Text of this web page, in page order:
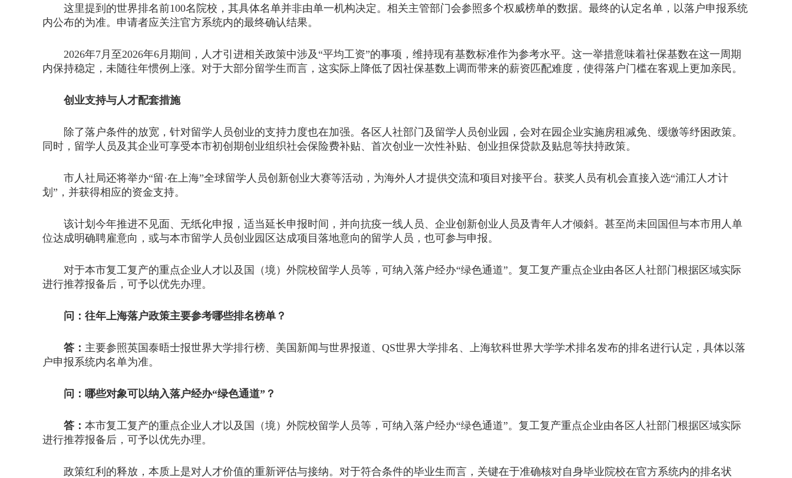
这里提到的世界排名前100名院校，其具体名单并非由单一机构决定。相关主管部门会参照多个权威榜单的数据。最终的认定名单，以落户申报系统
内公布的为准。申请者应关注官方系统内的最终确认结果。
2026年7月至2026年6月期间，人才引进相关政策中涉及“平均工资”的事项，维持现有基数标准作为参考水平。这一举措意味着社保基数在这一周期
内保持稳定，未随往年惯例上涨。对于大部分留学生而言，这实际上降低了因社保基数上调而带来的薪资匹配难度，使得落户门槛在客观上更加亲民。
创业支持与人才配套措施
除了落户条件的放宽，针对留学人员创业的支持力度也在加强。各区人社部门及留学人员创业园，会对在园企业实施房租减免、缓缴等纾困政策。
同时，留学人员及其企业可享受本市初创期创业组织社会保险费补贴、首次创业一次性补贴、创业担保贷款及贴息等扶持政策。
市人社局还将举办“留·在上海”全球留学人员创新创业大赛等活动，为海外人才提供交流和项目对接平台。获奖人员有机会直接入选“浦江人才计
划”，并获得相应的资金支持。
该计划今年推进不见面、无纸化申报，适当延长申报时间，并向抗疫一线人员、企业创新创业人员及青年人才倾斜。甚至尚未回国但与本市用人单
位达成明确聘雇意向，或与本市留学人员创业园区达成项目落地意向的留学人员，也可参与申报。
对于本市复工复产的重点企业人才以及国（境）外院校留学人员等，可纳入落户经办“绿色通道”。复工复产重点企业由各区人社部门根据区域实际
进行推荐报备后，可予以优先办理。
问：往年上海落户政策主要参考哪些排名榜单？
答： 主要参照英国泰晤士报世界大学排行榜、美国新闻与世界报道、QS世界大学排名、上海软科世界大学学术排名发布的排名进行认定，具体以落
户申报系统内名单为准。
问：哪些对象可以纳入落户经办“绿色通道”？
答： 本市复工复产的重点企业人才以及国（境）外院校留学人员等，可纳入落户经办“绿色通道”。复工复产重点企业由各区人社部门根据区域实际
进行推荐报备后，可予以优先办理。
政策红利的释放，本质上是对人才价值的重新评估与接纳。对于符合条件的毕业生而言，关键在于准确核对自身毕业院校在官方系统内的排名状